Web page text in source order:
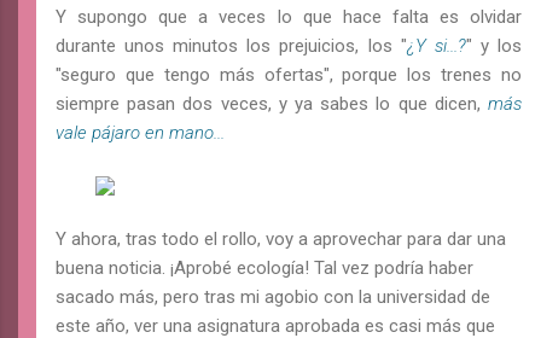
Y supongo que a veces lo que hace falta es olvidar
durante unos minutos los prejuicios, los "¿Y si...?" y los
"seguro que tengo más ofertas", porque los trenes no
siempre pasan dos veces, y ya sabes lo que dicen, más
vale pájaro en mano...
Y ahora, tras todo el rollo, voy a aprovechar para dar una
buena noticia. ¡Aprobé ecología! Tal vez podría haber
sacado más, pero tras mi agobio con la universidad de
este año, ver una asignatura aprobada es casi más que